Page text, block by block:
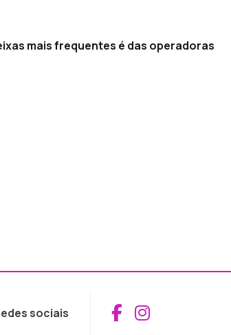
mais frequentes é das operadoras
sociais Aceder ao
Aceder